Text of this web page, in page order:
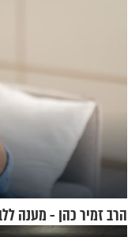
הרב זמיר כהן - מענה